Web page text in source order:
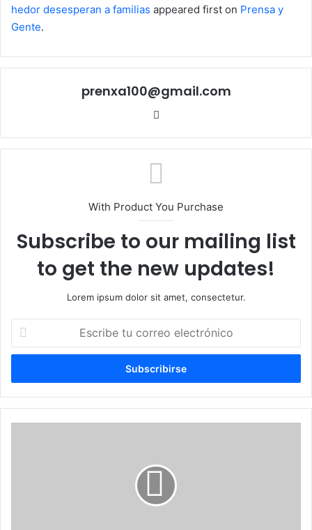
hedor desesperan a familias appeared first on Prensa y
Gente.
prenxa100@gmail.com
With Product You Purchase
Subscribe to our mailing list
to get the new updates!
Lorem ipsum dolor sit amet, consectetur.
correo